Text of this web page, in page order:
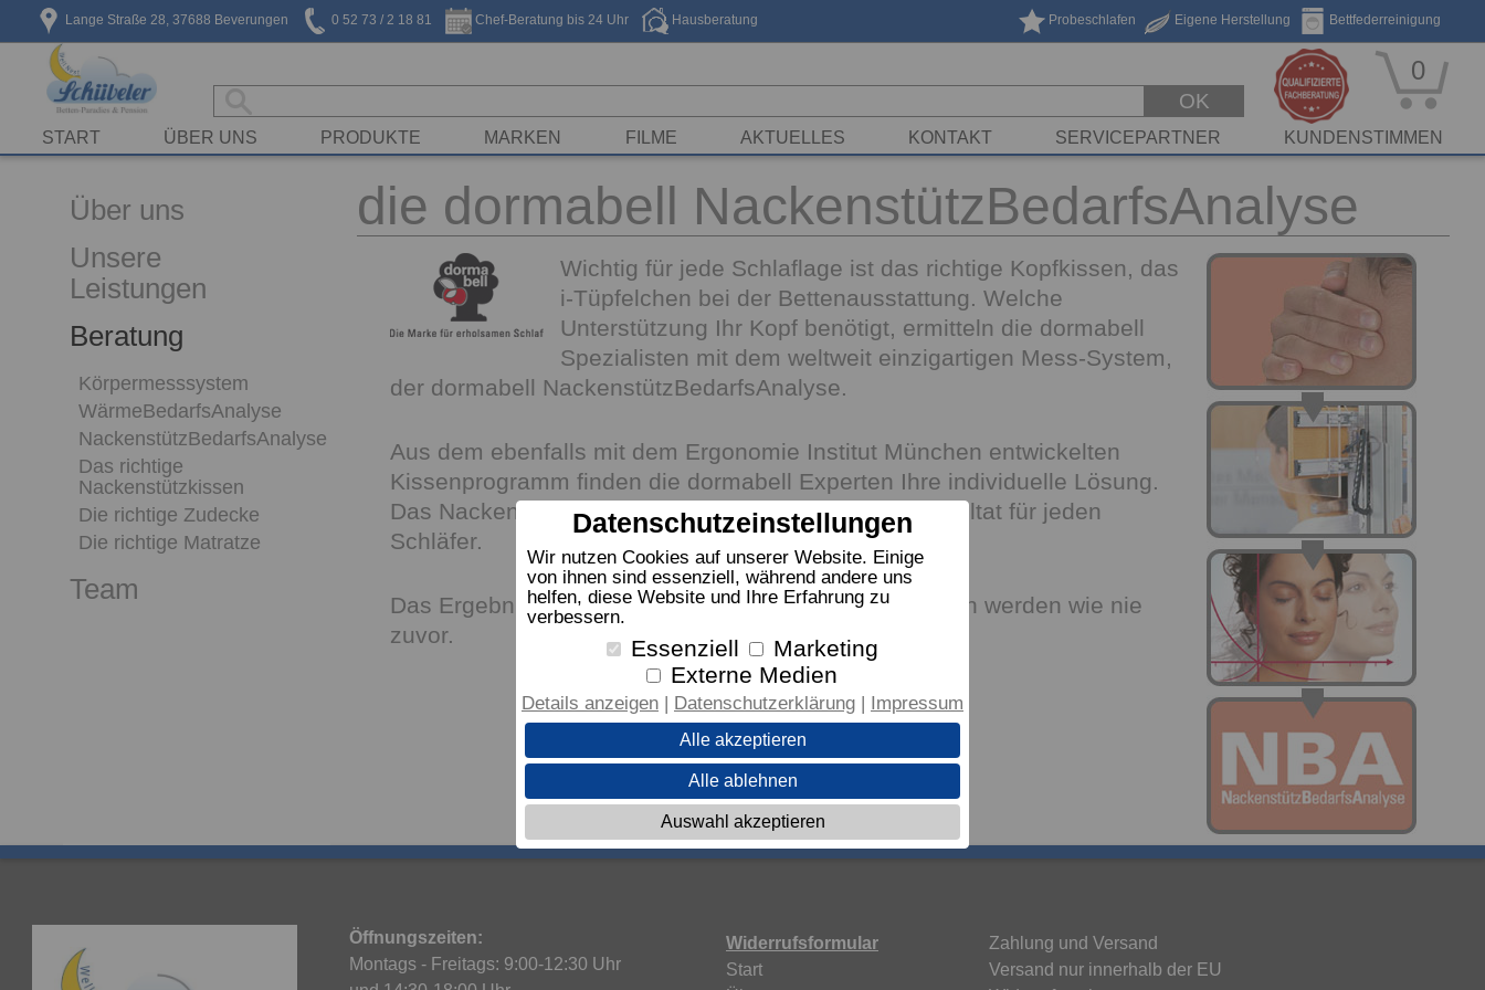
Lange Straße 28, 37688 Beverungen 0 52 73 / 2 18 81 Chef-Beratung bis 24 Uhr Hausberatung Bettfederreinigung
Eigene Herstellung
Probeschlafen
OK
0
START ÜBER UNS PRODUKTE MARKEN FILME AKTUELLES KONTAKT SERVICEPARTNER KUNDENSTIMMEN
Über uns
Unsere
Leistungen
Beratung
Körpermesssystem
WärmeBedarfsAnalyse
NackenstützBedarfsAnalyse
Das richtige
Nackenstützkissen
Die richtige Zudecke
Die richtige Matratze
Team
die dormabell NackenstützBedarfsAnalyse
Wichtig für jede Schlaflage ist das richtige Kopfkissen, das
i-Tüpfelchen bei der Bettenausstattung. Welche
Unterstützung Ihr Kopf benötigt, ermitteln die dormabell
Spezialisten mit dem weltweit einzigartigen Mess-System,
der dormabell NackenstützBedarfsAnalyse.
Aus dem ebenfalls mit dem Ergonomie Institut München entwickelten
Kissenprogramm finden die dormabell Experten Ihre individuelle Lösung.
Das Nackenstützkissen dormabell Cervical – eine Wohltat für jeden
Schläfer.
Das Ergebnis ist ein perfektes Bett, in dem Sie schlafen werden wie nie
zuvor.
Öffnungszeiten:
Montags - Freitags: 9:00-12:30 Uhr
Widerrufsformular
Start
Zahlung und Versand
Versand nur innerhalb der EU
Datenschutzeinstellungen
Wir nutzen Cookies auf unserer Website. Einige
von ihnen sind essenziell, während andere uns
helfen, diese Website und Ihre Erfahrung zu
verbessern.
Essenziell
Marketing
Externe Medien
Details anzeigen Datenschutzerklärung Impressum
Alle akzeptieren
Alle ablehnen
Auswahl akzeptieren